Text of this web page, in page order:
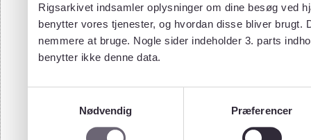
Rigsarkivet indsamler oplysninger om dine besøg ved
benytter vores tjenester, og hvordan disse bliver
nemmere at bruge. Nogle sider indeholder 3. parts
benytter ikke denne data.
Nødvendig
Præferencer